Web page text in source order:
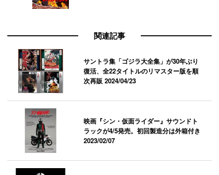
関連記事
サントラ集「ゴジラ大全集」が30年ぶり
復活、全22タイトルのリマスター版を順
次再販2024/04/23
映画『シン・仮面ライダー』サウンドト
ラックが4/5発売。初回製造分は外箱付き
2023/02/07